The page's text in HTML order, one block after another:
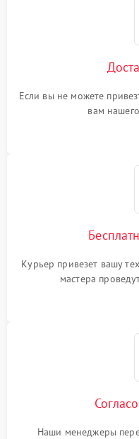
Если вы не можете
вам
Курьер привезет вашу
мастера
Наши менеджеры